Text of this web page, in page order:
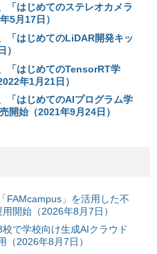
「はじめてのステレオカメラ
5月17日）
「はじめてのLiDAR開発キッ
）
「はじめてのTensorRT学
年1月21日）
「はじめてのAIプログラム学
開始（2021年9月24日）
FAMcampus」を活用した不
開始（2026年8月7日）
で学校向け生成AIクラウド
（2026年8月7日）